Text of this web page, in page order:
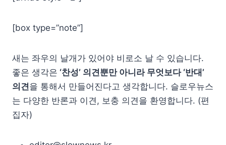
[box type=”note”]
새는 좌우의 날개가 있어야 비로소 날 수 있습니다.
좋은 생각은 ‘찬성’ 의견뿐만 아니라 무엇보다 ‘반대’
의견을 통해서 만들어진다고 생각합니다. 슬로우뉴스
는 다양한 반론과 이견, 보충 의견을 환영합니다. (편
집자)